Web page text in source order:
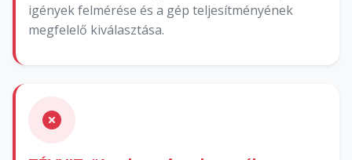
igények felmérése és a gép teljesítményének
megfelelő kiválasztása.